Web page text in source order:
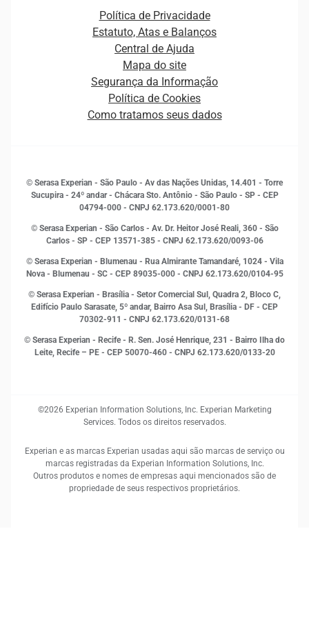
Plataformas e Motores de decisão
Curso Gratuito de Saúde Financeira
Empreendedorismo
Estudos e Pesquisas
Inovação e Tecnologia
Leis e impostos
Marketing
Open Finance
Proteção de Dados
Sustentabilidade Corporativa
Distribuidores e representantes
Estrutura Organizacional
Sala de Imprensa
Política de Privacidade
Estatuto, Atas e Balanços
Central de Ajuda
Mapa do site
Segurança da Informação
Política de Cookies
Como tratamos seus dados
© Serasa Experian - São Paulo - Av das Nações Unidas, 14.401 - Torre
Sucupira - 24º andar - Chácara Sto. Antônio - São Paulo - SP - CEP
04794-000 - CNPJ 62.173.620/0001-80
© Serasa Experian - São Carlos - Av. Dr. Heitor José Reali, 360 - São
Carlos - SP - CEP 13571-385 - CNPJ 62.173.620/0093-06
© Serasa Experian - Blumenau - Rua Almirante Tamandaré, 1024 - Vila
Nova - Blumenau - SC - CEP 89035-000 - CNPJ 62.173.620/0104-95
© Serasa Experian - Brasília - Setor Comercial Sul, Quadra 2, Bloco C,
Edifício Paulo Sarasate, 5º andar, Bairro Asa Sul, Brasília - DF - CEP
70302-911 - CNPJ 62.173.620/0131-68
© Serasa Experian - Recife - R. Sen. José Henrique, 231 - Bairro Ilha do
Leite, Recife – PE - CEP 50070-460 - CNPJ 62.173.620/0133-20
©2026 Experian Information Solutions, Inc. Experian Marketing
Services. Todos os direitos reservados.
Experian e as marcas Experian usadas aqui são marcas de serviço ou
marcas registradas da Experian Information Solutions, Inc.
Outros produtos e nomes de empresas aqui mencionados são de
propriedade de seus respectivos proprietários.